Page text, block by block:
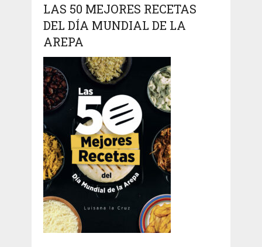
LAS 50 MEJORES RECETAS
DEL DÍA MUNDIAL DE LA
AREPA